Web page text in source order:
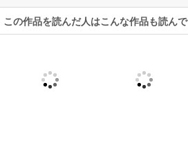
この作品を読んだ人はこんな作品も読ん